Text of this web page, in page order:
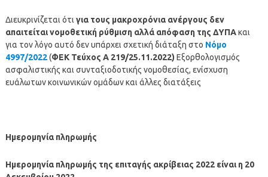
Διευκρινίζεται ότι για τους μακροχρόνια ανέργους δεν
απαιτείται νομοθετική ρύθμιση αλλά απόφαση της ΔΥΠΑκαι
για τον λόγο αυτό δεν υπάρχει σχετική διάταξη στο Νόμο
4997/2022(ΦΕΚ Τεύχος Α 219/25.11.2022) Εξορθολογισμός
ασφαλιστικής και συνταξιοδοτικής νομοθεσίας, ενίσχυση
ευάλωτων κοινωνικών ομάδων και άλλες διατάξεις
Ημερομηνία πληρωμής
Ημερομηνία πληρωμής της επιταγής ακρίβειας 2022 είναι η 20